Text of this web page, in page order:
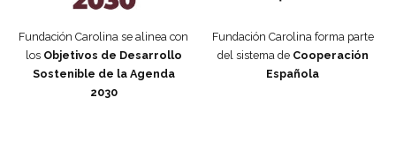
Fundación Carolina se alinea con
los Objetivos de Desarrollo
Sostenible de la Agenda
2030
Fundación Carolina forma parte
del sistema de Cooperación
Española